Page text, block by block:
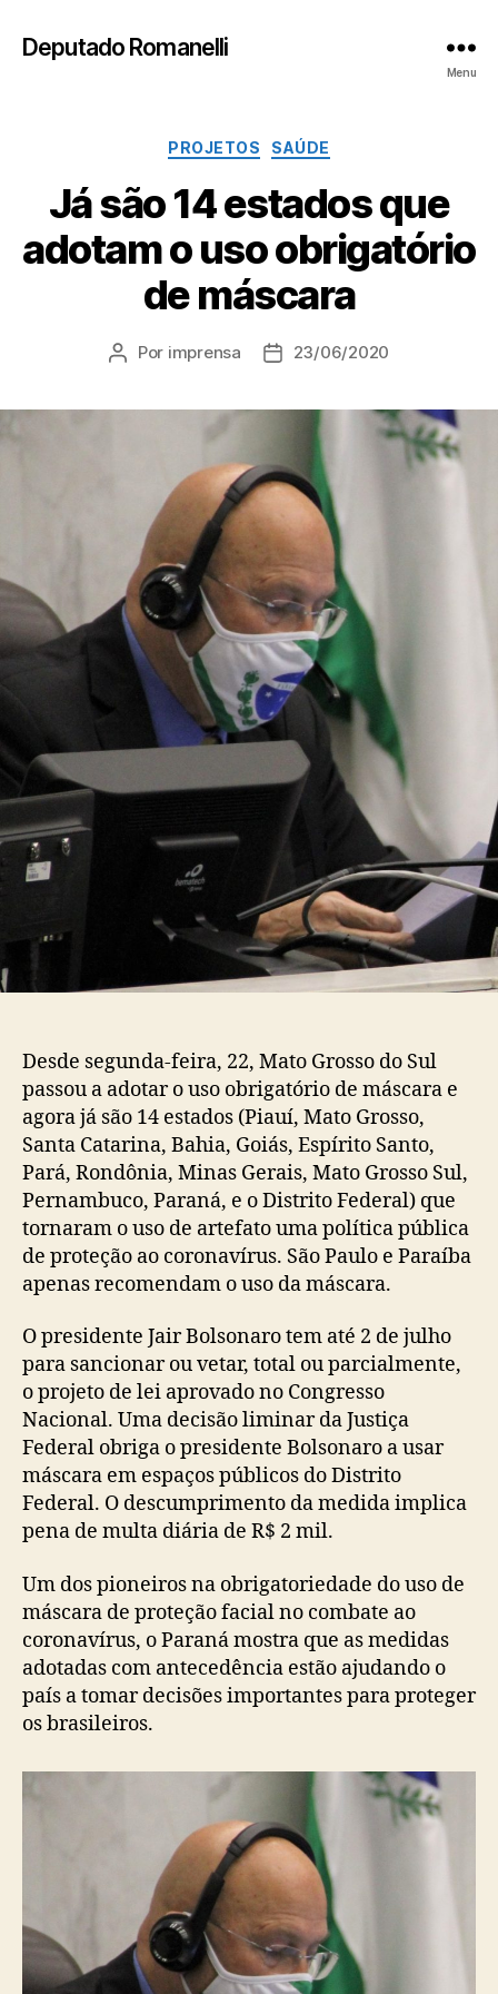
Deputado Romanelli
Menu
Categorias
PROJETOS SAÚDE
Já são 14 estados que
adotam o uso obrigatório
de máscara
Autor
Por imprensa
Data23/06/2020
Desde segunda-feira, 22, Mato Grosso do Sul
passou a adotar o uso obrigatório de máscara e
agora já são 14 estados (Piauí, Mato Grosso,
Santa Catarina, Bahia, Goiás, Espírito Santo,
Pará, Rondônia, Minas Gerais, Mato Grosso Sul,
Pernambuco, Paraná, e o Distrito Federal) que
tornaram o uso de artefato uma política pública
de proteção ao coronavírus. São Paulo e Paraíba
apenas recomendam o uso da máscara.
O presidente Jair Bolsonaro tem até 2 de julho
para sancionar ou vetar, total ou parcialmente,
o projeto de lei aprovado no Congresso
Nacional. Uma decisão liminar da Justiça
Federal obriga o presidente Bolsonaro a usar
máscara em espaços públicos do Distrito
Federal. O descumprimento da medida implica
pena de multa diária de R$ 2 mil.
Um dos pioneiros na obrigatoriedade do uso de
máscara de proteção facial no combate ao
coronavírus, o Paraná mostra que as medidas
adotadas com antecedência estão ajudando o
país a tomar decisões importantes para proteger
os brasileiros.